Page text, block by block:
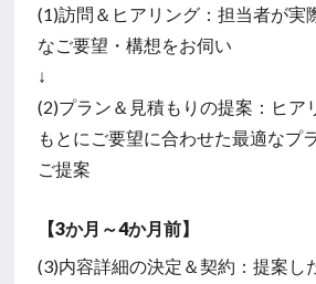
(1)訪問＆ヒアリング：担当者が実
なご要望・構想をお伺い
↓
(2)プラン＆見積もりの提案：ヒア
もとにご要望に合わせた最適なプ
ご提案
【3か月～4か月前】
(3)内容詳細の決定＆契約：提案し